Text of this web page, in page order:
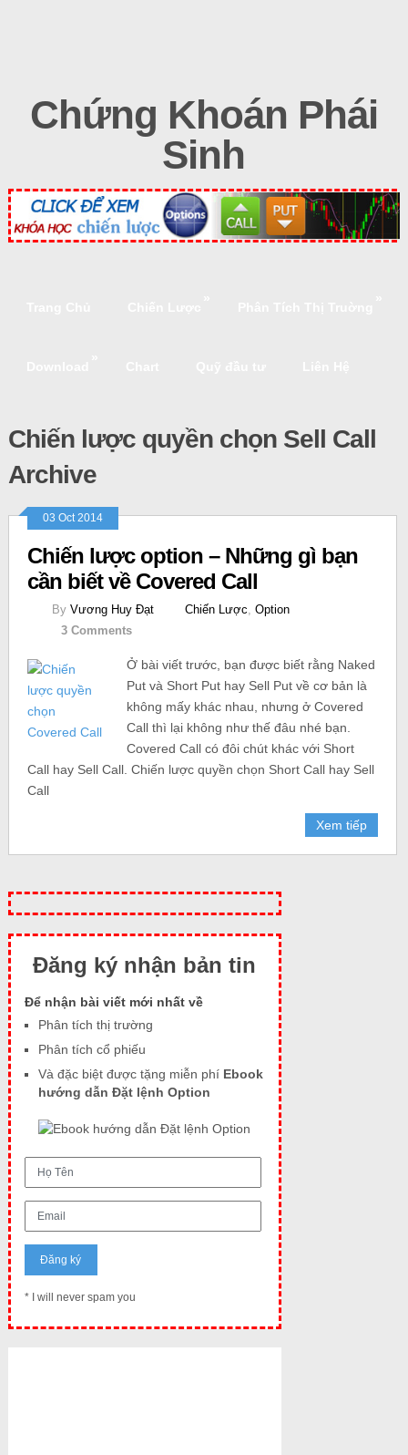
Chứng Khoán Phái
Sinh
Chiến lược quyền chọn Sell Call
Archive
03 Oct 2014
Chiến lược option – Những gì bạn
cần biết về Covered Call
By Vương Huy Đạt Chiến Lược Option
3 Comments
Ở bài viết trước, bạn được biết rằng Naked
Put và Short Put hay Sell Put về cơ bản là
không mấy khác nhau, nhưng ở Covered
Call thì lại không như thế đâu nhé bạn.
Covered Call có đôi chút khác với Short
Call hay Sell Call. Chiến lược quyền chọn Short Call hay Sell
Call
Xem tiếp
Đăng ký nhận bản tin
Để nhận bài viết mới nhất về
Phân tích thị trường
Phân tích cổ phiếu
Và đặc biệt được tặng miễn phí Ebook
hướng dẫn Đặt lệnh Option
* I will never spam you